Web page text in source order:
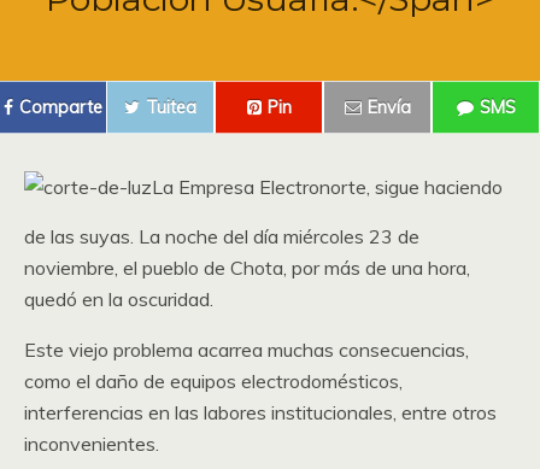
Comparte Tuitea Pin Envía SMS
La Empresa Electronorte, sigue haciendo
de las suyas. La noche del día miércoles 23 de
noviembre, el pueblo de Chota, por más de una hora,
quedó en la oscuridad.
Este viejo problema acarrea muchas consecuencias,
como el daño de equipos electrodomésticos,
interferencias en las labores institucionales, entre otros
inconvenientes.